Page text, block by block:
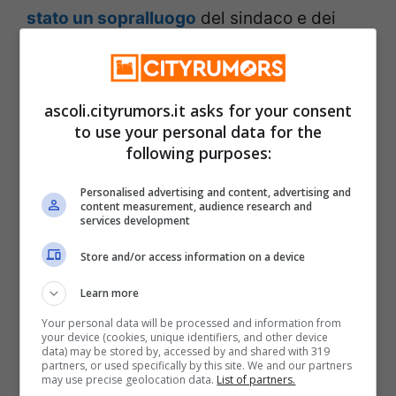
stato un sopralluogo del sindaco e dei
tecnici per monitorare lo stato dei lavori.
Ascoli Piceno: al via i lavori di riqualificazione della
stazione ferroviaria (Foto Ansa) – Ascoli.cityrumors.it
ascoli.cityrumors.it asks for your consent
to use your personal data for the
following purposes:
Personalised advertising and content, advertising and
content measurement, audience research and
services development
Store and/or access information on a device
Learn more
Your personal data will be processed and information from
your device (cookies, unique identifiers, and other device
data) may be stored by, accessed by and shared with 319
partners, or used specifically by this site. We and our partners
may use precise geolocation data. List of partners.